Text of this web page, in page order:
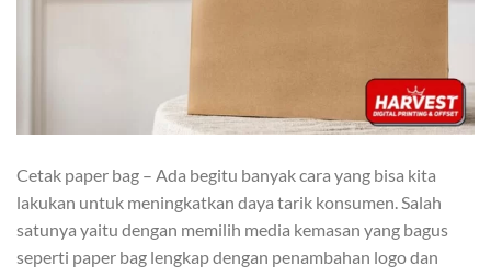
Cetak paper bag – Ada begitu banyak cara yang bisa kita
lakukan untuk meningkatkan daya tarik konsumen. Salah
satunya yaitu dengan memilih media kemasan yang bagus
seperti paper bag lengkap dengan penambahan logo dan